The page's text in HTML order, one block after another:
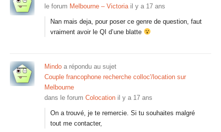
le forum Melbourne – Victoria il y a 17 ans
Nan mais deja, pour poser ce genre de question, faut
vraiment avoir le QI d’une blatte
Mindo a répondu au sujet
Couple francophone recherche colloc'/location sur
Melbourne
dans le forum Colocation il y a 17 ans
On a trouvé, je te remercie. Si tu souhaites malgré
tout me contacter,